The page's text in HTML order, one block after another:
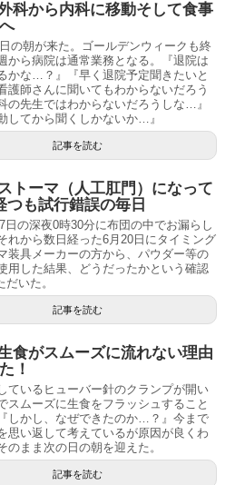
科から内科に移動そして食事
の朝が来た。ゴールデンウィークも終
から病院は通常業務となる。『退院は
かな…？』『早く退院予定聞きたいと
護師さんに聞いてもわからないだろう
の先生ではわからないだろうしな…』
してから聞くしかないか…』
記事を読む
トーマ（人工肛門）になって
つも試行錯誤の毎日
日の深夜0時30分に布団の中でお漏らし
れから数日経った6月20日にタイミング
装具メーカーの方から、パウダー等の
用した結果、どうだったかという確認
いた。
記事を読む
食がスムーズに流れない理由
！
ているヒューバー針のクランプが開い
スムーズに生食をフラッシュすること
しかし、なぜできたのか…？』今まで
思い返して考えているが原因が良くわ
のまま次の日の朝を迎えた。
記事を読む